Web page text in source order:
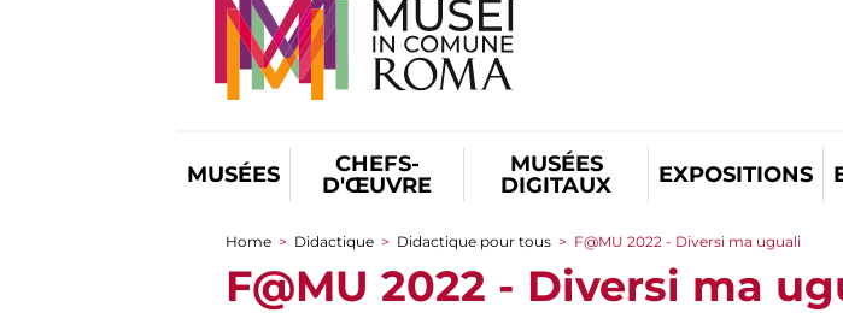
MUSÉES
CHEFS-
D'ŒUVRE
MUSÉES
DIGITAUX
EXPOSITIONS
You are here
Home > Didactique > Didactique pour tous > F@MU 2022 - Diversi ma uguali
F@MU 2022 - Diversi ma